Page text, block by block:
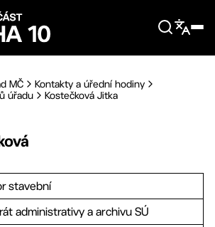
MČ
Kontakty a úřední hodiny
úřadu
Kostečková Jitka
stavební
administrativy a archivu SÚ